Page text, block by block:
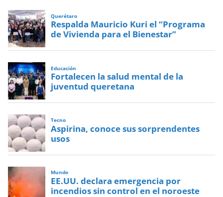
Querétaro
Respalda Mauricio Kuri el “Programa
de Vivienda para el Bienestar”
Educación
Fortalecen la salud mental de la
juventud queretana
Tecno
Aspirina, conoce sus sorprendentes
usos
Mundo
EE.UU. declara emergencia por
incendios sin control en el noroeste